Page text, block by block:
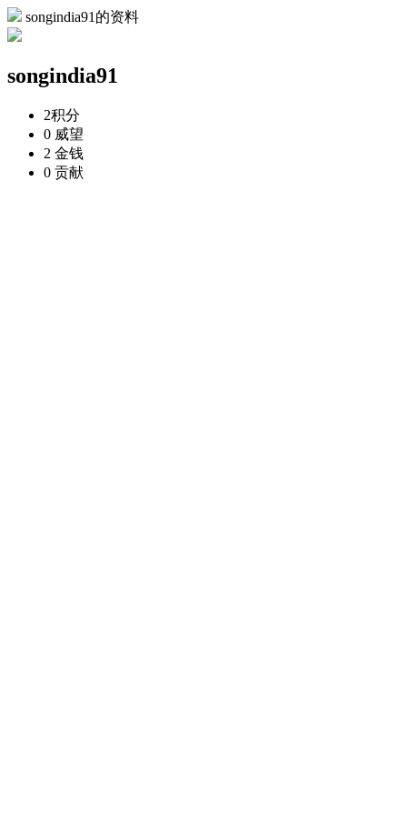
songindia91的资料
songindia91
2积分
0 威望
2 金钱
0 贡献